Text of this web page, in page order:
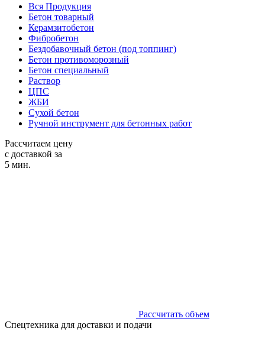
Вся Продукция
Бетон товарный
Керамзитобетон
Фибробетон
Бездобавочный бетон (под топпинг)
Бетон противоморозный
Бетон специальный
Раствор
ЦПС
ЖБИ
Сухой бетон
Ручной инструмент для бетонных работ
Рассчитаем цену
с доставкой за
5 мин.
Рассчитать объем
Спецтехника для доставки и подачи